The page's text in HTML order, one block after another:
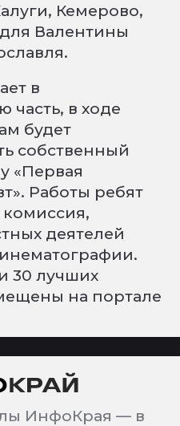
Кемерово,
Валентины
в
часть, в ходе
будет
собственный
«Первая
Работы ребят
комиссия,
деятелей
30 лучших
на портале
ИнфоКрая — в